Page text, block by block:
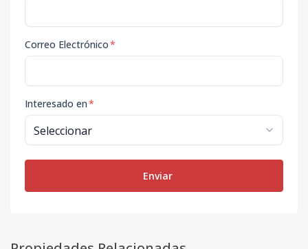
Correo Electrónico*
Interesado en*
Enviar